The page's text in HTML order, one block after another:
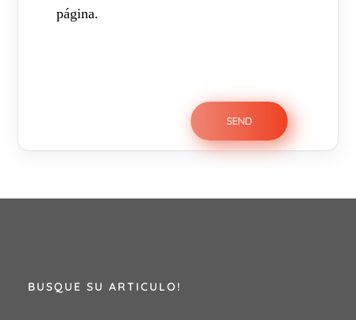
página.
BUSQUE SU ARTICULO!